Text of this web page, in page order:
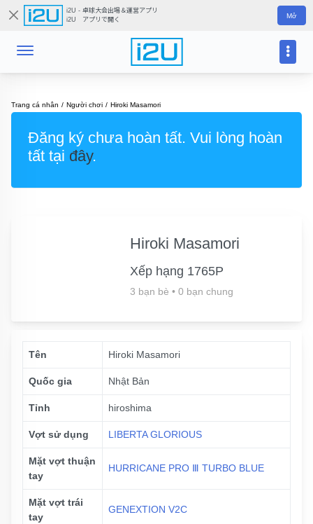
i2U - 卓球大会出場＆運営アプリ
i2U アプリで開く
Mở
Trang cá nhân Người chơi Hiroki Masamori
Đăng ký chưa hoàn tất. Vui lòng hoàn
tất tại đây.
Hiroki Masamori
Xếp hạng 1765P
3 bạn bè • 0 bạn chung
Tên Hiroki Masamori
Quốc gia Nhật Bản
Tỉnh hiroshima
Vợt sử dụng LIBERTA GLORIOUS
Mặt vợt thuận
tay
HURRICANE PRO Ⅲ TURBO BLUE
Mặt vợt trái
tay
GENEXTION V2C